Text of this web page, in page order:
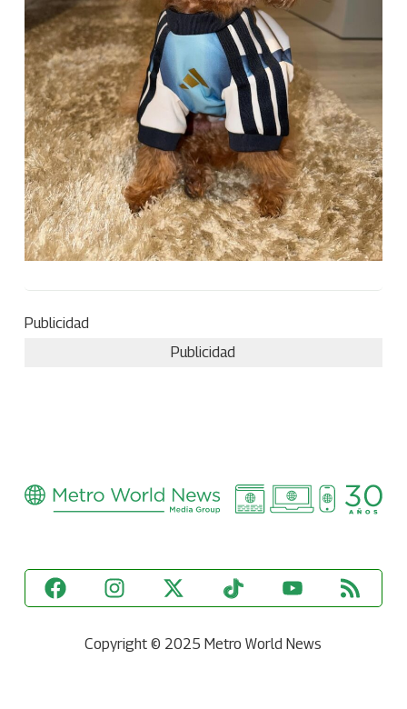
Publicidad
Publicidad
Copyright © 2025 Metro World News